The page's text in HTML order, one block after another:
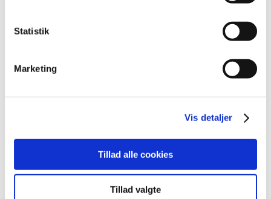
Statistik
Marketing
Vis detaljer
Tillad alle cookies
Tillad valgte
2015 (33)
2013 (49)
2009 (14)
2007 (3)